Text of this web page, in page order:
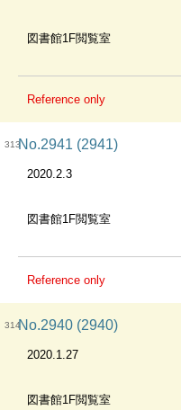
図書館1F閲覧室
Reference only
313No.2941 (2941)
2020.2.3
図書館1F閲覧室
Reference only
314No.2940 (2940)
2020.1.27
図書館1F閲覧室